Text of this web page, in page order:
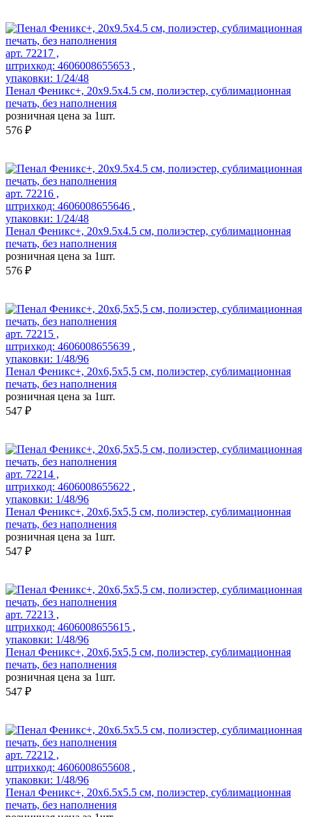
арт. 72217 ,
штрихкод: 4606008655653 ,
упаковки: 1/24/48
Пенал Феникс+, 20х9.5х4.5 см, полиэстер, сублимационная
печать, без наполнения
розничная цена за 1шт.
576 ₽
арт. 72216 ,
штрихкод: 4606008655646 ,
упаковки: 1/24/48
Пенал Феникс+, 20х9.5х4.5 см, полиэстер, сублимационная
печать, без наполнения
розничная цена за 1шт.
576 ₽
арт. 72215 ,
штрихкод: 4606008655639 ,
упаковки: 1/48/96
Пенал Феникс+, 20х6,5х5,5 см, полиэстер, сублимационная
печать, без наполнения
розничная цена за 1шт.
547 ₽
арт. 72214 ,
штрихкод: 4606008655622 ,
упаковки: 1/48/96
Пенал Феникс+, 20х6,5х5,5 см, полиэстер, сублимационная
печать, без наполнения
розничная цена за 1шт.
547 ₽
арт. 72213 ,
штрихкод: 4606008655615 ,
упаковки: 1/48/96
Пенал Феникс+, 20х6,5х5,5 см, полиэстер, сублимационная
печать, без наполнения
розничная цена за 1шт.
547 ₽
арт. 72212 ,
штрихкод: 4606008655608 ,
упаковки: 1/48/96
Пенал Феникс+, 20х6.5х5.5 см, полиэстер, сублимационная
печать, без наполнения